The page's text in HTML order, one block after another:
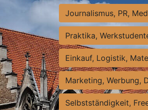
Journalismus, PR,
Praktika,
Einkauf, Logistik,
Marketing, Werbung,
Selbstständigkeit,